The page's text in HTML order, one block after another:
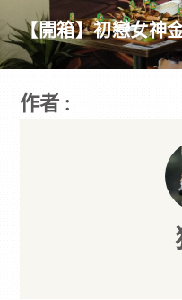
【開箱】初戀女神
度合作！攜手焦糖
烤節」活動
作者 :